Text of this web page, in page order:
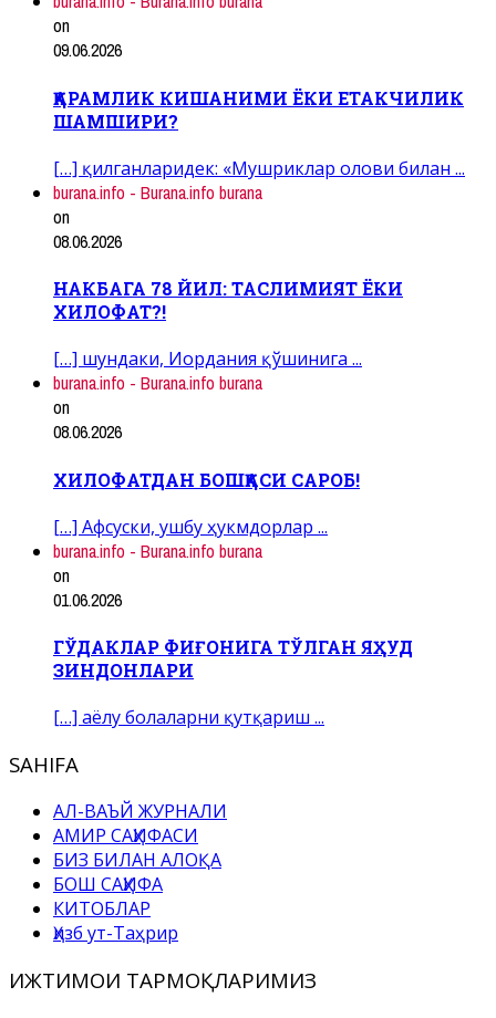
on
09.06.2026
ҚАРАМЛИК КИШАНИМИ ЁКИ ЕТАКЧИЛИК
ШАМШИРИ?
[…] қилганларидек: «Мушриклар олови билан ...
burana.info - Burana.info burana
on
08.06.2026
НАКБАГА 78 ЙИЛ: ТАСЛИМИЯТ ЁКИ
ХИЛОФАТ?!
[…] шундаки, Иордания қўшинига ...
burana.info - Burana.info burana
on
08.06.2026
ХИЛОФАТДАН БОШҚАСИ САРОБ!
[…] Афсуски, ушбу ҳукмдорлар ...
burana.info - Burana.info burana
on
01.06.2026
ГЎДАКЛАР ФИҒОНИГА ТЎЛГАН ЯҲУД
ЗИНДОНЛАРИ
[…] аёлу болаларни қутқариш ...
SAHIFA
АЛ-ВАЪЙ ЖУРНАЛИ
АМИР САҲИФАСИ
БИЗ БИЛАН АЛОҚА
БОШ САҲИФА
КИТОБЛАР
Ҳизб ут-Таҳрир
ИЖТИМОИ ТАРМОҚЛАРИМИЗ